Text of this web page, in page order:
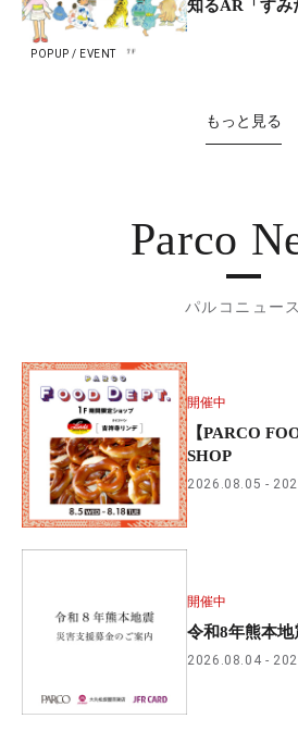
POPUP / EVENT
知るAR「すみ
もっと見る
Parco
パルコニュース
開催中
【PARCO
SHOP
2026.08.05
開催中
令和8年熊本
2026.08.04